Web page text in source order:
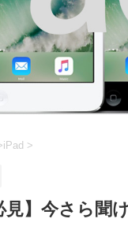
iPad >
見】今さら聞